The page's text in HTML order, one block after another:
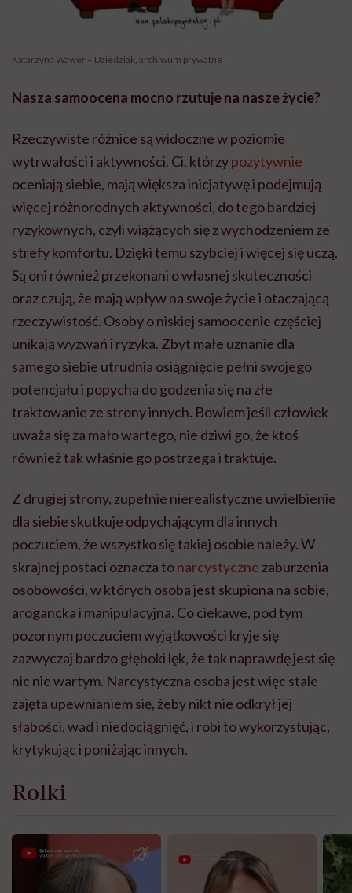
Katarzyna Wawer – Dziedziak, archiwum prywatne
Nasza samoocena mocno rzutuje na naszeżycie?
Rzeczywiste różnice są widoczne w poziomie
wytrwałości i aktywności. Ci, którzypozytywnie
oceniają siebie, mają większa inicjatywę i podejmują
więcej różnorodnych aktywności, do tego bardziej
ryzykownych, czyli wiążących się z wychodzeniem ze
strefy komfortu. Dzięki temu szybciej i więcej się uczą.
Są oni również przekonani o własnej skuteczności
oraz czują, że mają wpływ na swoje życie i otaczającą
rzeczywistość. Osoby o niskiej samoocenie częściej
unikają wyzwań i ryzyka. Zbyt małe uznanie dla
samego siebie utrudnia osiągnięcie pełni swojego
potencjału i popycha do godzenia się na złe
traktowanie ze strony innych. Bowiem jeśli człowiek
uważa się za mało wartego, nie dziwi go, że ktoś
również tak właśnie go postrzega i traktuje.
Z drugiej strony, zupełnie nierealistyczne uwielbienie
dla siebie skutkuje odpychającym dla innych
poczuciem, że wszystko się takiej osobie należy. W
skrajnej postaci oznacza tonarcystyczne zaburzenia
osobowości, w których osoba jest skupiona na sobie,
arogancka i manipulacyjna. Co ciekawe, pod tym
pozornym poczuciem wyjątkowości kryje się
zazwyczaj bardzo głęboki lęk, że tak naprawdę jest się
nic nie wartym. Narcystyczna osoba jest więc stale
zajęta upewnianiem się, żeby nikt nie odkrył jej
słabości, wad i niedociągnięć, i robi to wykorzystując,
krytykując i poniżając innych.
Rolki